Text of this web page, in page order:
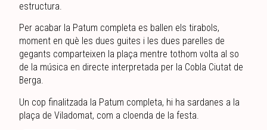
estructura.
Per acabar la Patum completa es ballen els tirabols,
moment en què les dues guites i les dues parelles de
gegants comparteixen la plaça mentre tothom volta al so
de la música en directe interpretada per la Cobla Ciutat de
Berga.
Un cop finalitzada la Patum completa, hi ha sardanes a la
plaça de Viladomat, com a cloenda de la festa.